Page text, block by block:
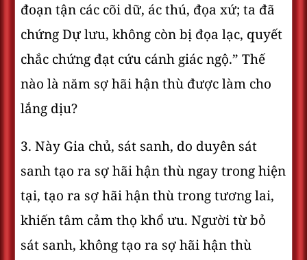
đoạn tận các cõi dữ, ác thú, đọa xứ; ta đã
chứng Dự lưu, không còn bị đọa lạc, quyết
chắc chứng đạt cứu cánh giác ngộ.” Thế
nào là năm sợ hãi hận thù được làm cho
lắng dịu?
3. Này Gia chủ, sát sanh, do duyên sát
sanh tạo ra sợ hãi hận thù ngay trong hiện
tại, tạo ra sợ hãi hận thù trong tương lai,
khiến tâm cảm thọ khổ ưu. Người từ bỏ
sát sanh, không tạo ra sợ hãi hận thù